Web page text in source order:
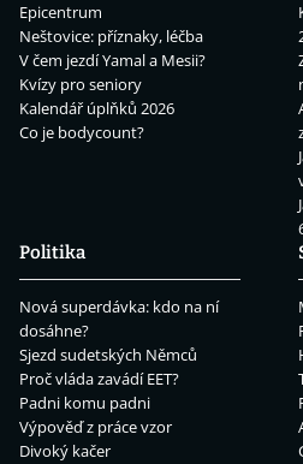
Epicentrum
Neštovice: příznaky, léčba
V čem jezdí Yamal a Mesii?
Kvízy pro seniory
Kalendář úplňků 2026
Co je bodycount?
Politika
Nová superdávka: kdo na ní
dosáhne?
Sjezd sudetských Němců
Proč vláda zavádí EET?
Padni komu padni
Výpověď z práce vzor
Divoký kačer